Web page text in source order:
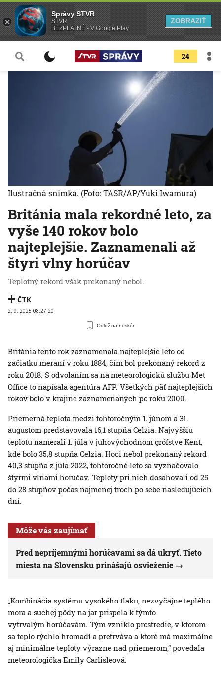
24
Británia mala rekordné leto, za
vyše 140 rokov bolo
najteplejšie. Zaznamenali až
štyri vlny horúčav
Teplotný rekord však prekonaný nebol.
ČTK
2. 9. 2025 08:27:20
Odlož na neskôr
Ilustračná snímka. (Foto: TASR/AP/Yuki Iwamura)
Británia tento rok zaznamenala najteplejšie leto od
začiatku meraní v roku 1884, čím bol prekonaný rekord z
roku 2018. S odvolaním sa na meteorologickú službu Met
Office to napísala agentúra AFP. Všetkých päť najteplejších
rokov bolo v krajine zaznamenaných po roku 2000.
Priemerná teplota medzi tohtoročným 1. júnom a 31.
augustom predstavovala 16,1 stupňa Celzia. Najvyššiu
teplotu namerali 1. júla v juhovýchodnom grófstve Kent,
kde bolo 35,8 stupňa Celzia. Hoci nebol prekonaný rekord
40,3 stupňa z júla 2022, tohtoročné leto sa vyznačovalo
štyrmi vlnami horúčav. Teploty pri nich dosahovali od 25
do 28 stupňov počas najmenej troch po sebe nasledujúcich
dní.
Môže vás zaujímať
Pred nepríjemnými horúčavami sa dá ukryť. Tieto
miesta na Slovensku prinášajú osvieženie
„Kombinácia systému vysokého tlaku, nezvyčajne teplého
mora a suchej pôdy na jar prispela k týmto
vytrvalým horúčavám. Tým vzniklo prostredie, v ktorom
sa teplo rýchlo hromadí a pretrváva a ktoré má maximálne
aj minimálne teploty výrazne nad priemerom,“ povedala
meteorologička Emily Carlisleová.
Správy STVR
STVR
BEZPLATNÉ - V Google Play
ZOBRAZIŤ